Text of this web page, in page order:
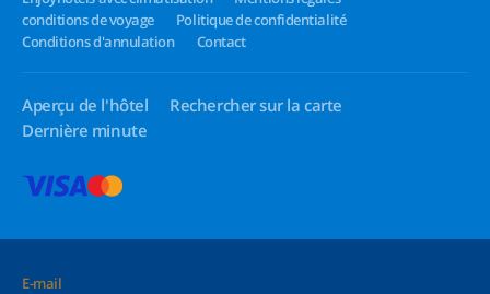
conditions de voyage
Politique de confidentialité
Conditions d'annulation
Contact
Aperçu de l'hôtel
Rechercher sur la carte
Dernière minute
E-mail